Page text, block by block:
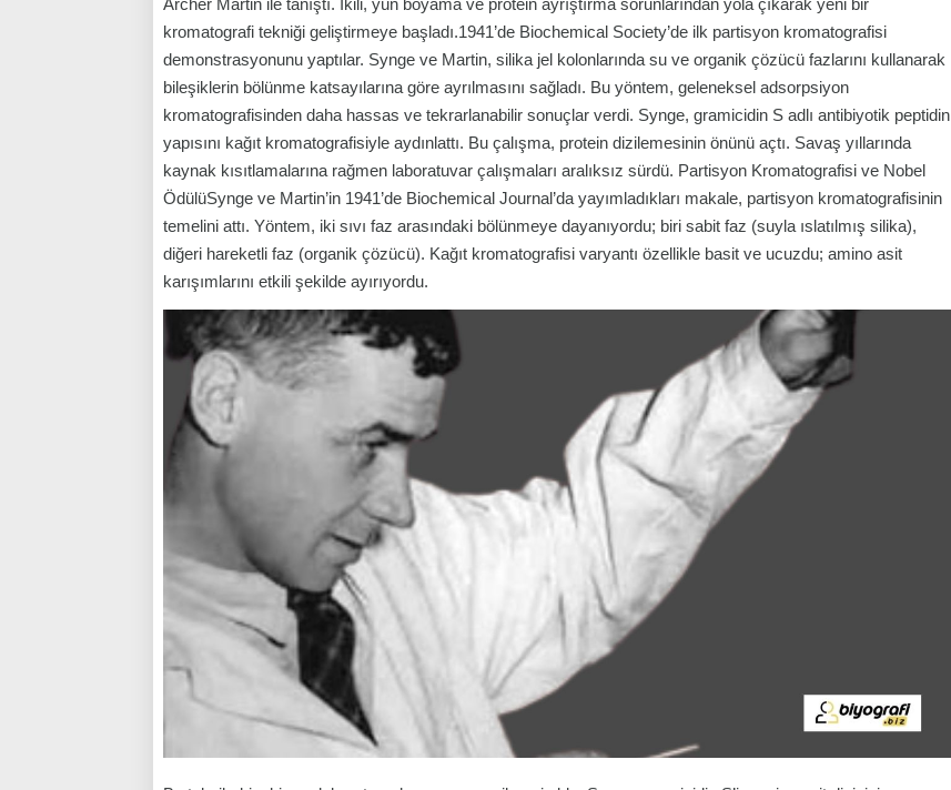
Archer Martin ile tanıştı. İkili, yün boyama ve protein ayrıştırma sorunlarından yola çıkarak yeni bir
kromatografi tekniği geliştirmeye başladı.1941’de Biochemical Society’de ilk partisyon kromatografisi
demonstrasyonunu yaptılar. Synge ve Martin, silika jel kolonlarında su ve organik çözücü fazlarını kullanarak
bileşiklerin bölünme katsayılarına göre ayrılmasını sağladı. Bu yöntem, geleneksel adsorpsiyon
kromatografisinden daha hassas ve tekrarlanabilir sonuçlar verdi. Synge, gramicidin S adlı antibiyotik peptidin
yapısını kağıt kromatografisiyle aydınlattı. Bu çalışma, protein dizilemesinin önünü açtı. Savaş yıllarında
kaynak kısıtlamalarına rağmen laboratuvar çalışmaları aralıksız sürdü. Partisyon Kromatografisi ve Nobel
ÖdülüSynge ve Martin’in 1941’de Biochemical Journal’da yayımladıkları makale, partisyon kromatografisinin
temelini attı. Yöntem, iki sıvı faz arasındaki bölünmeye dayanıyordu; biri sabit faz (suyla ıslatılmış silika),
diğeri hareketli faz (organik çözücü). Kağıt kromatografisi varyantı özellikle basit ve ucuzdu; amino asit
karışımlarını etkili şekilde ayırıyordu.